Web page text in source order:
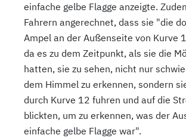
einfache gelbe Flagge anzeigte.
Fahrern angerechnet, dass sie "die
Ampel an der Außenseite von Kurve
da es zu dem Zeitpunkt, als sie die
hatten, sie zu sehen, nicht nur
dem Himmel zu erkennen, sondern
durch Kurve 12 fuhren und auf die
blickten, um zu erkennen, was der
einfache gelbe Flagge war".